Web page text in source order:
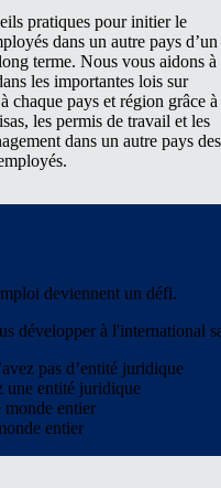
pratiques pour initier le
dans un autre pays d’un
terme. Nous vous aidons à
les importantes lois sur
chaque pays et région grâce à
les permis de travail et les
dans un autre pays des
deviennent un défi.
développer à l'international
pasd’entité juridique
une entité juridique
monde entier
entier